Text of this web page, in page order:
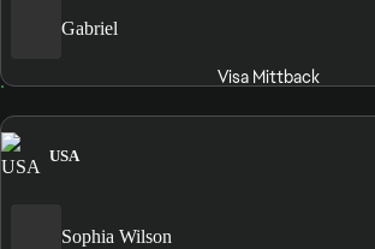
Gabriel
Visa Mittback
USA
Sophia Wilson